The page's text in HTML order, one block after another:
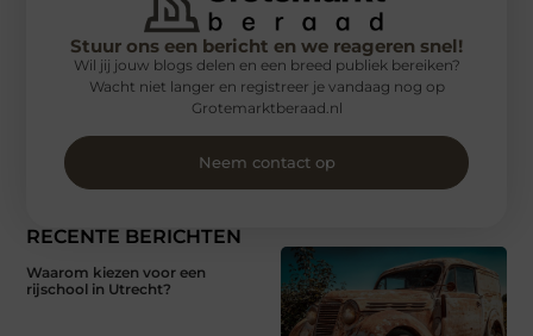
RECENTE BERICHTEN
Waarom kiezen voor een
rijschool in Utrecht?
Stuur ons een bericht en we reageren snel!
Wil jij jouw blogs delen en een breed publiek bereiken?
Wacht niet langer en registreer je vandaag nog op
Grotemarktberaad.nl
Neem contact op